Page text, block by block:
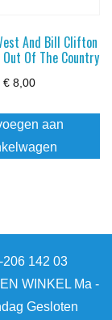
And Bill Clifton
Of The Country
€8,00
aan
206 142 03
WINKEL Ma -
Gesloten